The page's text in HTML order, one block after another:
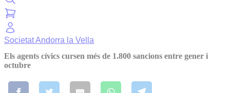
SocietatAndorra la Vella
Els agents cívics cursen més de 1.800 sancions entre gener i
octubre